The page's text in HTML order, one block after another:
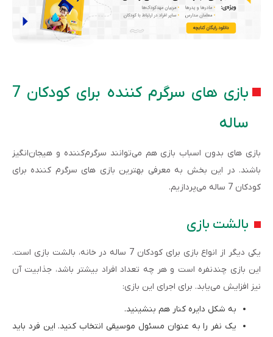
بازی های سرگرم کننده برای کودکان 7
ساله
بازی های بدون اسباب بازی هم می‌توانند سرگرم‌کننده و هیجان‌انگیز
باشند. در این بخش به معرفی بهترین بازی های سرگرم کننده برای
کودکان 7 ساله می‌پردازیم.
بالشت بازی
یکی دیگر از انواع بازی برای کودکان 7 ساله در خانه، بالشت بازی است.
این بازی چندنفره است و هر چه تعداد افراد بیشتر باشد، جذابیت آن
نیز افزایش می‌یابد. برای اجرای این بازی:
به شکل دایره کنار هم بنشینید.
یک نفر را به عنوان مسئول موسیقی انتخاب کنید. این فرد باید